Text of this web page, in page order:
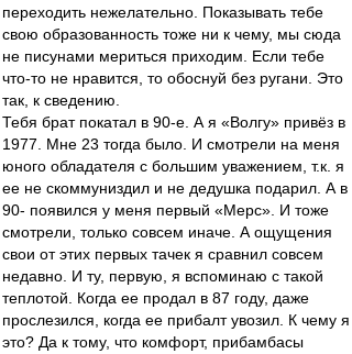
переходить нежелательно. Показывать тебе
свою образованность тоже ни к чему, мы сюда
не писунами мериться приходим. Если тебе
что-то не нравится, то обоснуй без ругани. Это
так, к сведению.
Тебя брат покатал в 90-е. А я «Волгу» привёз в
1977. Мне 23 тогда было. И смотрели на меня
юного обладателя с большим уважением, т.к. я
ее не скоммуниздил и не дедушка подарил. А в
90- появился у меня первый «Мерс». И тоже
смотрели, только совсем иначе. А ощущения
свои от этих первых тачек я сравнил совсем
недавно. И ту, первую, я вспоминаю с такой
теплотой. Когда ее продал в 87 году, даже
прослезился, когда ее прибалт увозил. К чему я
это? Да к тому, что комфорт, прибамбасы